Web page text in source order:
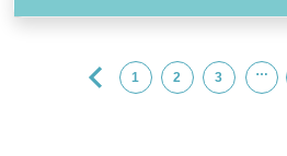
1 2 3 …